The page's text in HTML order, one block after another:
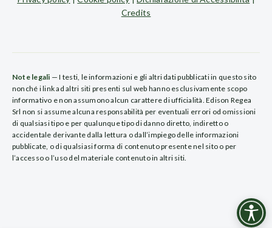
Credits
Note legali — I testi, le informazioni e gli altri dati pubblicati in questo sito
nonché i link ad altri siti presenti sul web hanno esclusivamente scopo
informativo e non assumono alcun carattere di ufficialità. Edison Regea
Srl non si assume alcuna responsabilità per eventuali errori od omissioni
di qualsiasi tipo e per qualunque tipo di danno diretto, indiretto o
accidentale derivante dalla lettura o dall’impiego delle informazioni
pubblicate, o di qualsiasi forma di contenuto presente nel sito o per
l’accesso o l’uso del materiale contenuto in altri siti.